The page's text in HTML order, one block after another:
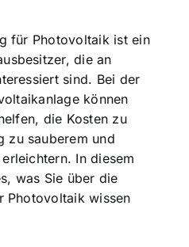
für Photovoltaik ist ein
die an
sind. Bei der
können
die Kosten zu
zu sauberem und
In diesem
was Sie über die
Photovoltaik wissen